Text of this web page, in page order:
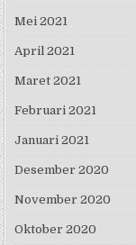
Mei 2021
April 2021
Maret 2021
Februari 2021
Januari 2021
Desember 2020
November 2020
Oktober 2020